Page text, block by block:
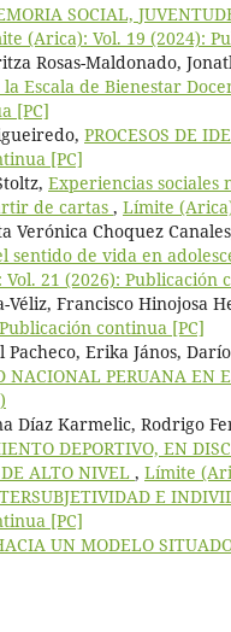
SOCIAL,
(Arica): Vol. 19 (2024):
Rosas-Maldonado,
Escala de Bienestar
[PC]
PROCESOS DE
[PC]
Experiencias sociales
de cartas , Límite
Verónica Choquez
sentido de vida en
21 (2026): Publicación
Francisco Hinojosa
continua [PC]
Erika János,
PERUANA EN
Díaz Karmelic, Rodrigo
DEPORTIVO, EN
ALTO NIVEL , Límite
E
[PC]
UN MODELO